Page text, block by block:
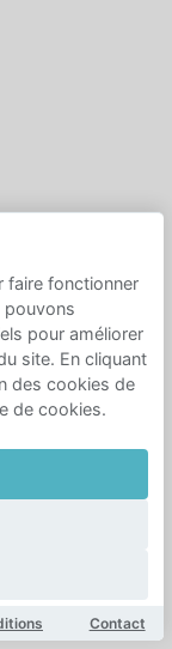
faire fonctionner
pouvons
pour améliorer
site. En cliquant
des cookies de
de cookies.
Contact